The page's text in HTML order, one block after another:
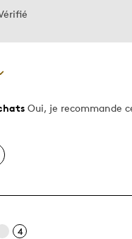
Oui, je recommande
4